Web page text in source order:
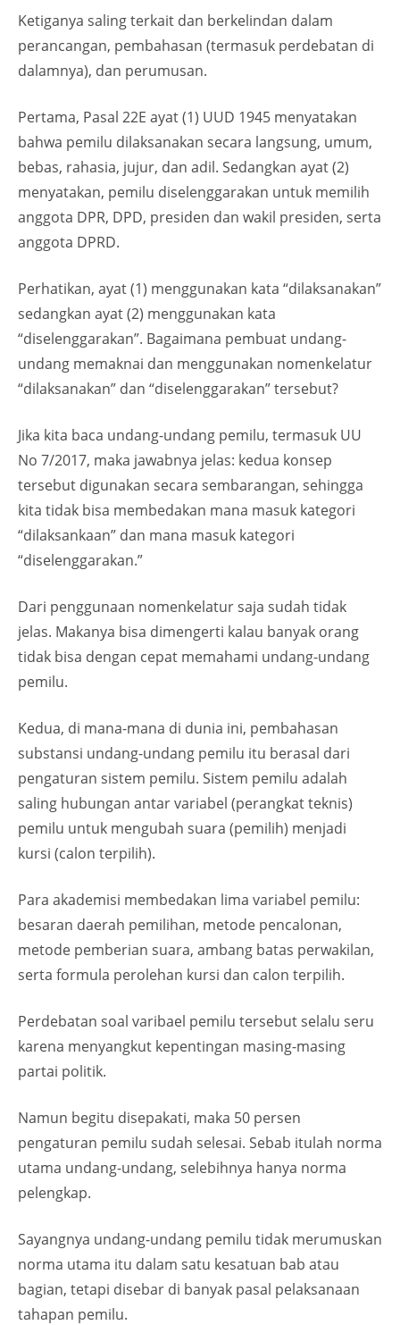
Ketiganya saling terkait dan berkelindan dalam
perancangan, pembahasan (termasuk perdebatan di
dalamnya), dan perumusan.
Pertama, Pasal 22E ayat (1) UUD 1945 menyatakan
bahwa pemilu dilaksanakan secara langsung, umum,
bebas, rahasia, jujur, dan adil. Sedangkan ayat (2)
menyatakan, pemilu diselenggarakan untuk memilih
anggota DPR, DPD, presiden dan wakil presiden, serta
anggota DPRD.
Perhatikan, ayat (1) menggunakan kata “dilaksanakan”
sedangkan ayat (2) menggunakan kata
“diselenggarakan”. Bagaimana pembuat undang-
undang memaknai dan menggunakan nomenkelatur
“dilaksanakan” dan “diselenggarakan” tersebut?
Jika kita baca undang-undang pemilu, termasuk UU
No 7/2017, maka jawabnya jelas: kedua konsep
tersebut digunakan secara sembarangan, sehingga
kita tidak bisa membedakan mana masuk kategori
“dilaksankaan” dan mana masuk kategori
“diselenggarakan.”
Dari penggunaan nomenkelatur saja sudah tidak
jelas. Makanya bisa dimengerti kalau banyak orang
tidak bisa dengan cepat memahami undang-undang
pemilu.
Kedua, di mana-mana di dunia ini, pembahasan
substansi undang-undang pemilu itu berasal dari
pengaturan sistem pemilu. Sistem pemilu adalah
saling hubungan antar variabel (perangkat teknis)
pemilu untuk mengubah suara (pemilih) menjadi
kursi (calon terpilih).
Para akademisi membedakan lima variabel pemilu:
besaran daerah pemilihan, metode pencalonan,
metode pemberian suara, ambang batas perwakilan,
serta formula perolehan kursi dan calon terpilih.
Perdebatan soal varibael pemilu tersebut selalu seru
karena menyangkut kepentingan masing-masing
partai politik.
Namun begitu disepakati, maka 50 persen
pengaturan pemilu sudah selesai. Sebab itulah norma
utama undang-undang, selebihnya hanya norma
pelengkap.
Sayangnya undang-undang pemilu tidak merumuskan
norma utama itu dalam satu kesatuan bab atau
bagian, tetapi disebar di banyak pasal pelaksanaan
tahapan pemilu.